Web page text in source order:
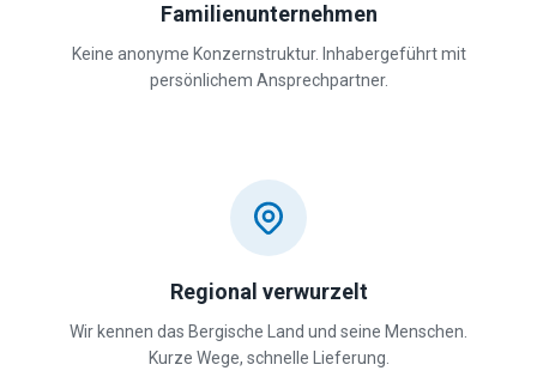
Familienunternehmen
Keine anonyme Konzernstruktur. Inhabergeführt mit
persönlichem Ansprechpartner.
Regional verwurzelt
Wir kennen das Bergische Land und seine Menschen.
Kurze Wege, schnelle Lieferung.